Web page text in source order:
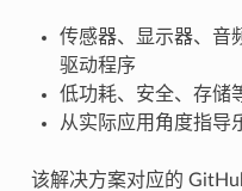
传感器、显示器、音
驱动程序
低功耗、安全、存储
从实际应用角度指导
该解决方案对应的